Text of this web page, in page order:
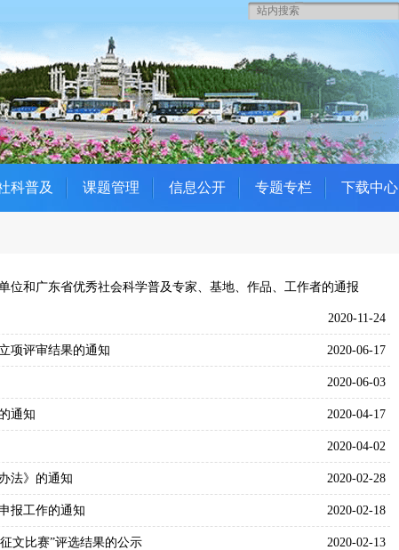
科普及 课题管理 信息公开 专题专栏 下载中心
位和广东省优秀社会科学普及专家、基地、作品、工作者的通报
2020-11-24
项评审结果的通知 2020-06-17
2020-06-03
通知 2020-04-17
2020-04-02
法》的通知 2020-02-28
报工作的通知 2020-02-18
文比赛”评选结果的公示 2020-02-13